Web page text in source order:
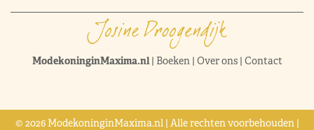
ModekoninginMaxima.nl| Boeken| Over ons| Contact
© 2026 ModekoninginMaxima.nl | Alle rechten voorbehouden |